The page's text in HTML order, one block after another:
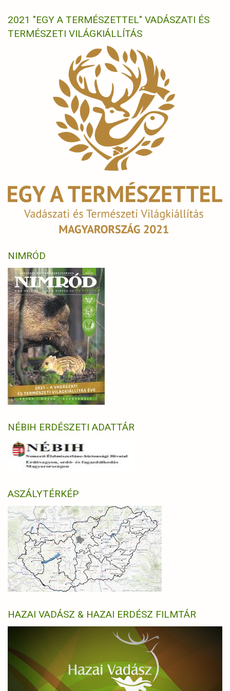
2021 "EGY A TERMÉSZETTEL" VADÁSZATI ÉS
TERMÉSZETI VILÁGKIÁLLÍTÁS
NIMRÓD
NÉBIH ERDÉSZETI ADATTÁR
ASZÁLYTÉRKÉP
HAZAI VADÁSZ & HAZAI ERDÉSZ FILMTÁR